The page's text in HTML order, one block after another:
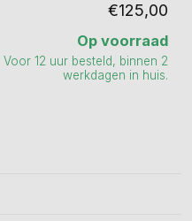
€125,00
Op voorraad
Voor 12 uur besteld, binnen 2
werkdagen in huis.